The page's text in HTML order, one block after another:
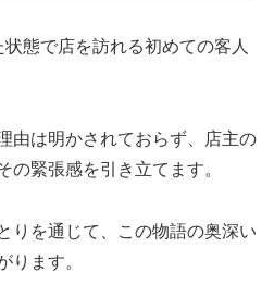
態で店を訪れる初めての客人
由は明かされておらず、店主の
の緊張感を引き立てます。
りを通じて、この物語の奥深い
ります。